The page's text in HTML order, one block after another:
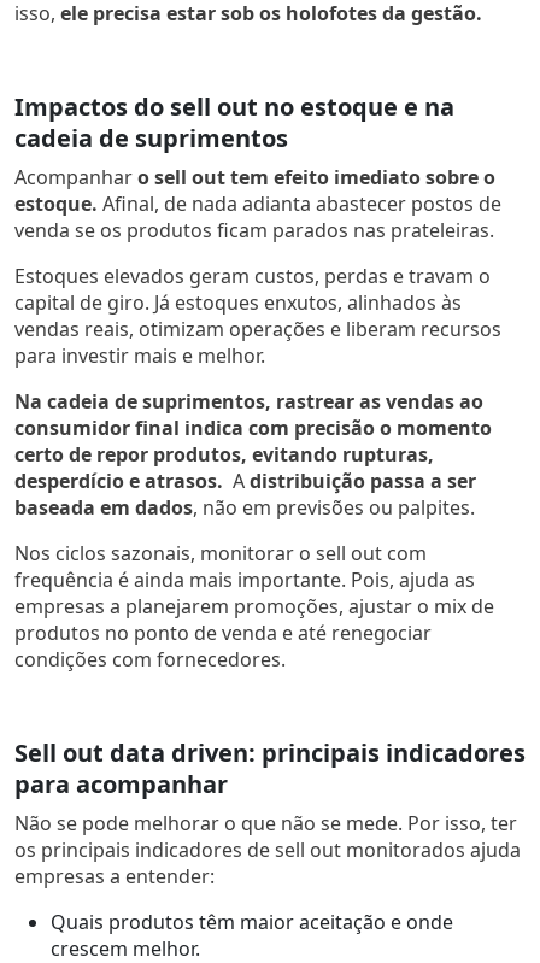
isso, ele precisa estar sob os holofotes da gestão.
Impactos do sell out no estoque e na
cadeia de suprimentos
Acompanharo sell out tem efeito imediato sobre o
estoque. Afinal, de nada adianta abastecer postos de
venda se os produtos ficam parados nas prateleiras.
Estoques elevados geram custos, perdas e travam o
capital de giro. Já estoques enxutos, alinhados às
vendas reais, otimizam operações e liberam recursos
para investir mais e melhor.
Na cadeia de suprimentos, rastrear as vendas ao
consumidor final indica com precisão o momento
certo de repor produtos, evitando rupturas,
desperdício e atrasos. Adistribuição passa a ser
baseada em dados, não em previsões ou palpites.
Nos ciclos sazonais, monitorar o sell out com
frequência é ainda mais importante. Pois, ajuda as
empresas a planejarem promoções, ajustar o mix de
produtos no ponto de venda e até renegociar
condições com fornecedores.
Sell out data driven: principais indicadores
para acompanhar
Não se pode melhorar o que não se mede. Por isso, ter
os principais indicadores de sell out monitorados ajuda
empresas a entender:
Quais produtos têm maior aceitação e onde
crescem melhor.